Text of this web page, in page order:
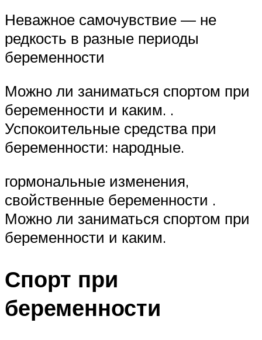
Неважное самочувствие — не
редкость в разные периоды
беременности
Можно ли заниматься спортом при
беременности и каким. .
Успокоительные средства при
беременности: народные.
гормональные изменения,
свойственные беременности .
Можно ли заниматься спортом при
беременности и каким.
Спорт при
беременности